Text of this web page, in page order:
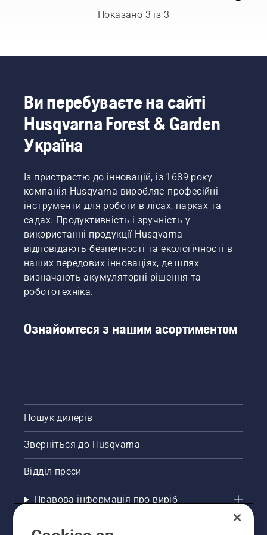
та
ефективної
роботи
кущорізом
Husqvarna.
у сфері
у своїх
країнах.
Це –
наша
найвимогливіші
користувачі.
Показано 3 із 3
Ви перебуваєте на сайті
Husqvarna Forest & Garden
Україна
Із пристрастю до інновацій, із 1689 року
компанія Husqvarna виробляє професійні
інструменти для роботи в лісах, парках та
садах. Продуктивність і зручність у
використанні продукції Husqvarna
відповідають безпечності та екологічності в
наших передових інноваціях, де шлях
визначають акумуляторні рішення та
робототехніка.
Ознайомтеся з нашим асортиментом
Пошук дилерів
Зверніться до Husqvarna
Відділ преси
Правова інформація про виріб
Інші сайти Husqvarna